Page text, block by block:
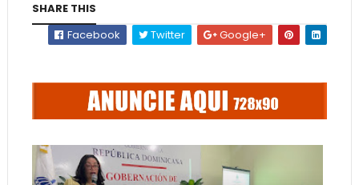
SHARE THIS
Facebook
Twitter Google+